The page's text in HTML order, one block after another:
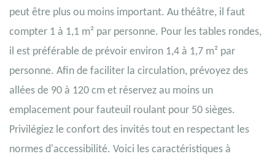
peut être plus ou moins important. Au théâtre, il faut
compter 1 à 1,1 m² par personne. Pour les tables rondes,
il est préférable de prévoir environ 1,4 à 1,7 m² par
personne. Afin de faciliter la circulation, prévoyez des
allées de 90 à 120 cm et réservez au moins un
emplacement pour fauteuil roulant pour 50 sièges.
Privilégiez le confort des invités tout en respectant les
normes d'accessibilité. Voici les caractéristiques à